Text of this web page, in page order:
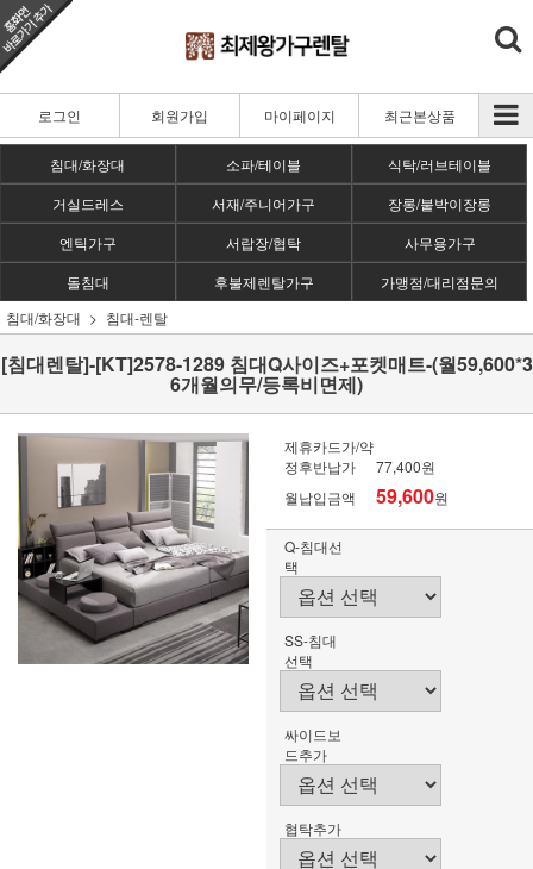
로그인 회원가입 마이페이지 최근본상품
침대/화장대 소파/테이블
식탁/러브테이블
거실드레스
서재/주니어가구
장롱/붙박이장롱
엔틱가구
서랍장/협탁
사무용가구
돌침대
후불제렌탈가구
가맹점/대리점문의
침대/화장대
침대-렌탈
[침대렌탈]-[KT]2578-1289 침대Q사이즈+포켓매트-(월59,600*3
6개월의무/등록비면제)
제휴카드가/약
정후반납가
77,400원
월납입금액
59,600원
Q-침대선
택
SS-침대
선택
싸이드보
드추가
협탁추가